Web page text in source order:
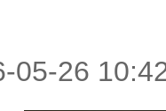
05-26